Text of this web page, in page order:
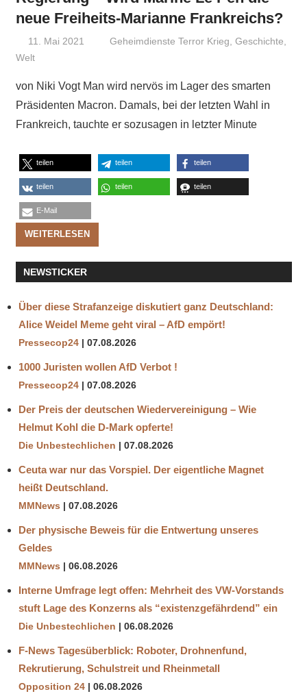
neue Freiheits-Marianne Frankreichs?
11. Mai 2021 Niki Vogt
Geheimdienste Terror Krieg ,Geschichte
Welt
von Niki Vogt Man wird nervös im Lager des smarten
Präsidenten Macron. Damals, bei der letzten Wahl in
Frankreich, tauchte er sozusagen in letzter Minute
teilen teilen teilen
teilen teilen teilen
E-Mail
WEITERLESEN
NEWSTICKER
Über diese Strafanzeige diskutiert ganz Deutschland:
Alice Weidel Meme geht viral – AfD empört!
Pressecop24 07.08.2026
1000 Juristen wollen AfD Verbot !
Pressecop24 07.08.2026
Der Preis der deutschen Wiedervereinigung – Wie
Helmut Kohl die D‑Mark opferte!
Die Unbestechlichen 07.08.2026
Ceuta war nur das Vorspiel. Der eigentliche Magnet
heißt Deutschland.
MMNews 07.08.2026
Der physische Beweis für die Entwertung unseres
Geldes
MMNews 06.08.2026
Interne Umfrage legt offen: Mehrheit des VW-Vorstands
stuft Lage des Konzerns als “existenzgefährdend” ein
Die Unbestechlichen 06.08.2026
F-News Tagesüberblick: Roboter, Drohnenfund,
Rekrutierung, Schulstreit und Rheinmetall
Opposition 24 06.08.2026